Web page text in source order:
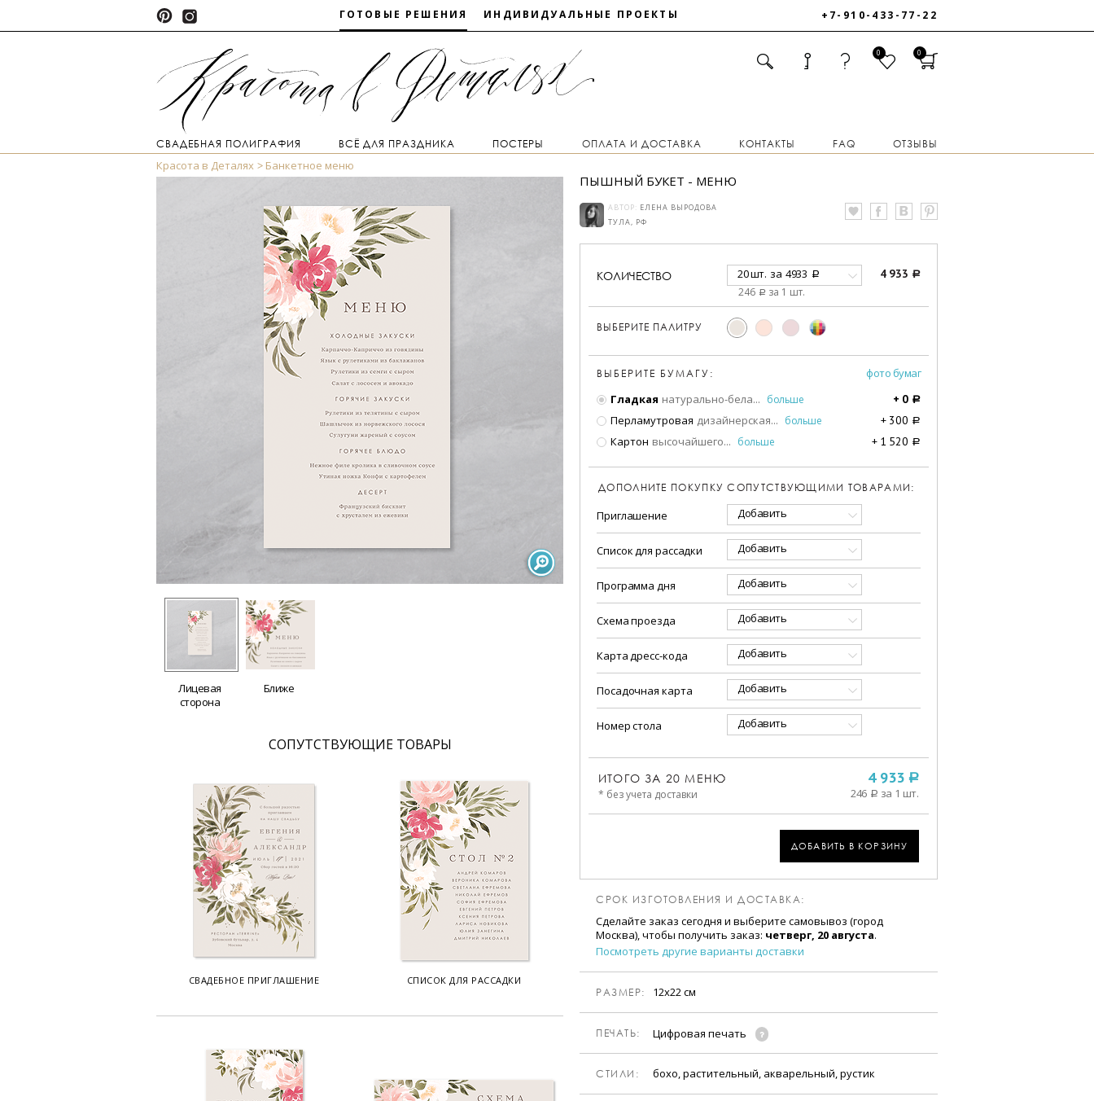
ГОТОВЫЕ РЕШЕНИЯ ИНДИВИДУАЛЬНЫЕ ПРОЕКТЫ +7-910-433-77-22
0 0
СВАДЕБНАЯ ПОЛИГРАФИЯ ВСЁ ДЛЯ ПРАЗДНИКА ПОСТЕРЫ ОПЛАТА И ДОСТАВКА КОНТАКТЫ FAQ ОТЗЫВЫ
Красота в Деталях Банкетное меню
Лицевая
сторона
Ближе
CОПУТСТВУЮЩИЕ ТОВАРЫ
СВАДЕБНОЕ ПРИГЛАШЕНИЕ СПИСОК ДЛЯ РАССАДКИ
ПЫШНЫЙ БУКЕТ - МЕНЮ
АВТОР: ЕЛЕНА ВЫРОДОВА
ТУЛА, РФ
КОЛИЧЕСТВО 20 шт. за 4933 a
246 a за 1 шт.
4 933 a
ВЫБЕРИТЕ ПАЛИТРУ
ВЫБЕРИТЕ БУМАГУ:
фото бумаг
Гладкая натурально-бела... больше + 0 a
Перламутровая дизайнерская... больше + 300 a
Картон высочайшего... больше + 1 520 a
ДОПОЛНИТЕ ПОКУПКУ СОПУТСТВУЮЩИМИ ТОВАРАМИ:
Приглашение Добавить
Список для рассадки Добавить
Программа дня Добавить
Схема проезда Добавить
Карта дресс-кода Добавить
Посадочная карта Добавить
Номер стола Добавить
ИТОГО ЗА 20 МЕНЮ
* без учета доставки
4 933 a
246 a за 1 шт.
ДОБАВИТЬ В КОРЗИНУ
СРОК ИЗГОТОВЛЕНИЯ И ДОСТАВКА:
Сделайте заказ сегодня и выберите самовывоз (город
Москва), чтобы получить заказ: четверг, 20 августа.
Посмотреть другие варианты доставки
РАЗМЕР: 12х22 см
ПЕЧАТЬ: Цифровая печать
CТИЛИ: бохо, растительный, акварельный, рустик